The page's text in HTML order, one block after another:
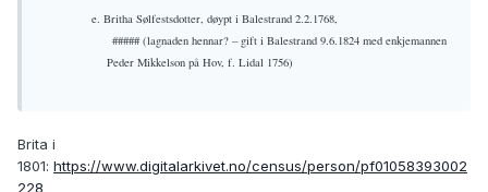
e. Britha Sølfestsdotter, døypt i Balestrand 2.2.1768,
##### (lagnaden hennar? – gift i Balestrand 9.6.1824 med enkjemannen
Peder Mikkelson på Hov, f. Lidal 1756)
Brita i
1801: https://www.digitalarkivet.no/census/person/pf01058393002
228